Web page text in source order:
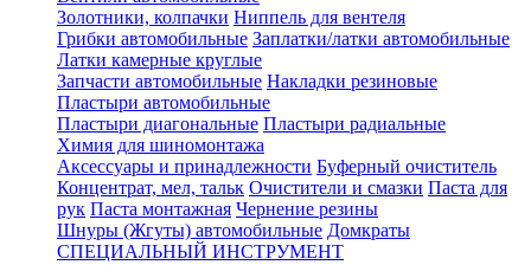
Золотники, колпачки Ниппель для вентеля
Грибки автомобильные Заплатки/латки автомобильные
Латки камерные круглые
Запчасти автомобильные Накладки резиновые
Пластыри автомобильные
Пластыри диагональные Пластыри радиальные
Химия для шиномонтажа
Аксессуары и принадлежности Буферный очиститель
Концентрат, мел, тальк Очистители и смазки Паста для
рук Паста монтажная Чернение резины
Шнуры (Жгуты) автомобильные Домкраты
СПЕЦИАЛЬНЫЙ ИНСТРУМЕНТ